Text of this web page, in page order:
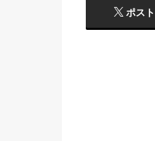
ポスト